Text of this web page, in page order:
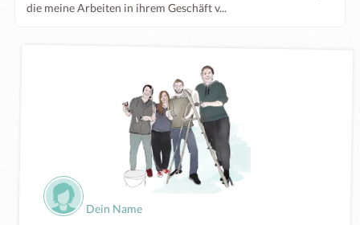
die meine Arbeiten in ihrem Geschäft v...
Dein Name